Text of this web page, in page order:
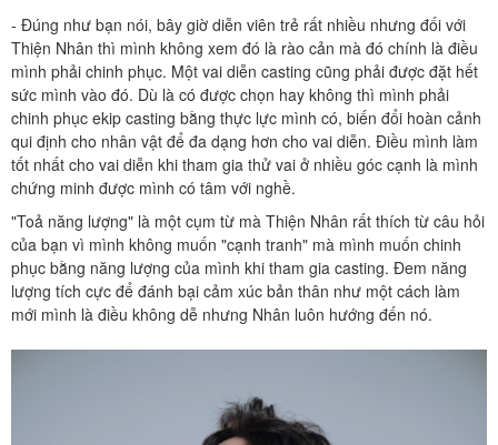
- Đúng như bạn nói, bây giờ diễn viên trẻ rất nhiều nhưng đối với
Thiện Nhân thì mình không xem đó là rào cản mà đó chính là điều
mình phải chinh phục. Một vai diễn casting cũng phải được đặt hết
sức mình vào đó. Dù là có được chọn hay không thì mình phải
chinh phục ekip casting bằng thực lực mình có, biến đổi hoàn cảnh
qui định cho nhân vật để đa dạng hơn cho vai diễn. Điều mình làm
tốt nhất cho vai diễn khi tham gia thử vai ở nhiều góc cạnh là mình
chứng minh được mình có tâm với nghề.
"Toả năng lượng" là một cụm từ mà Thiện Nhân rất thích từ câu hỏi
của bạn vì mình không muốn "cạnh tranh" mà mình muốn chinh
phục bằng năng lượng của mình khi tham gia casting. Đem năng
lượng tích cực để đánh bại cảm xúc bản thân như một cách làm
mới mình là điều không dễ nhưng Nhân luôn hướng đến nó.